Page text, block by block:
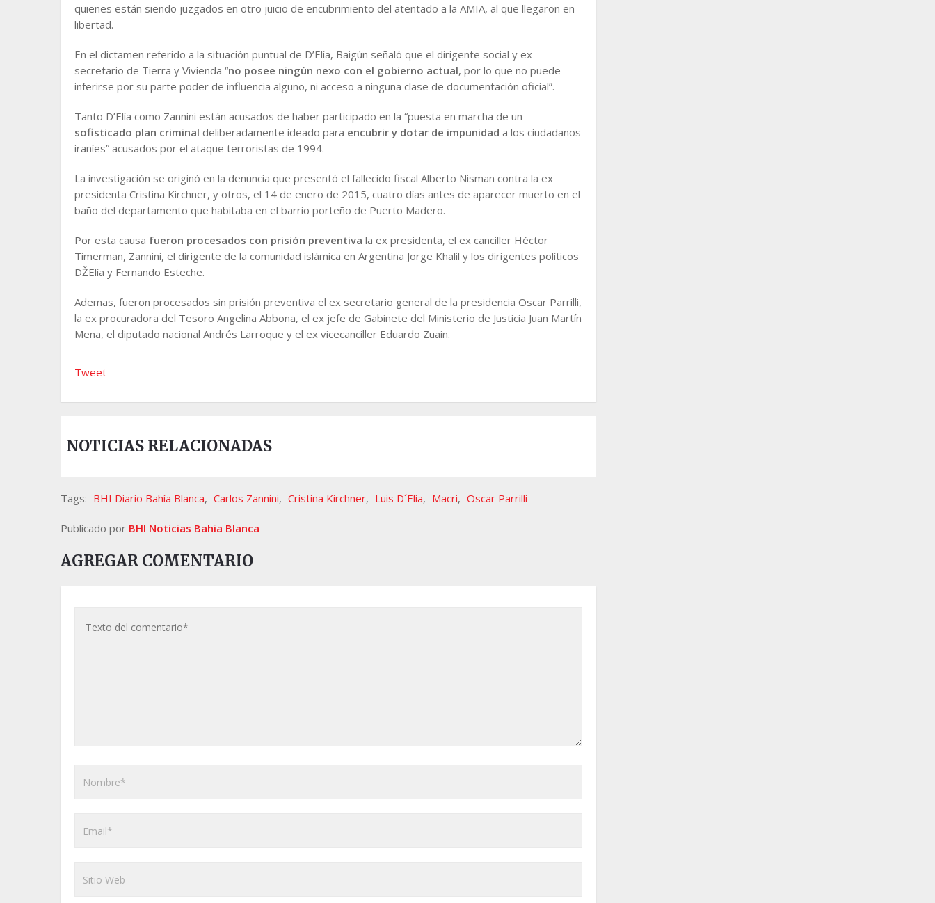
quienes están siendo juzgados en otro juicio de encubrimiento del atentado a la AMIA, al que llegaron en
libertad.
En el dictamen referido a la situación puntual de D’Elía, Baigún señaló que el dirigente social y ex
secretario de Tierra y Vivienda “no posee ningún nexo con el gobierno actual, por lo que no puede
inferirse por su parte poder de influencia alguno, ni acceso a ninguna clase de documentación oficial”.
Tanto D’Elía como Zannini están acusados de haber participado en la “puesta en marcha de un
sofisticado plan criminal deliberadamente ideado para encubrir y dotar de impunidad a los ciudadanos
iraníes” acusados por el ataque terroristas de 1994.
La investigación se originó en la denuncia que presentó el fallecido fiscal Alberto Nisman contra la ex
presidenta Cristina Kirchner, y otros, el 14 de enero de 2015, cuatro días antes de aparecer muerto en el
baño del departamento que habitaba en el barrio porteño de Puerto Madero.
Por esta causa fueron procesados con prisión preventiva la ex presidenta, el ex canciller Héctor
Timerman, Zannini, el dirigente de la comunidad islámica en Argentina Jorge Khalil y los dirigentes políticos
DŽElía y Fernando Esteche.
Ademas, fueron procesados sin prisión preventiva el ex secretario general de la presidencia Oscar Parrilli,
la ex procuradora del Tesoro Angelina Abbona, el ex jefe de Gabinete del Ministerio de Justicia Juan Martín
Mena, el diputado nacional Andrés Larroque y el ex vicecanciller Eduardo Zuain.
Tweet
NOTICIAS RELACIONADAS
Tags: BHI Diario Bahía Blanca, Carlos Zannini, Cristina Kirchner, Luis D´Elía, Macri, Oscar Parrilli
Publicado por BHI Noticias Bahia Blanca
AGREGAR COMENTARIO